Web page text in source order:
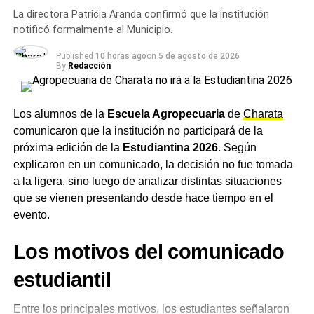
Peña y la estación de bombeo N° 7. La intervención
estaba originalmente prevista entre el 27 y el 31 de julio,
abastecimiento mientras se ejecutaban los trabajos.
El operativo se prolongó más allá del plazo anunciado y
que escuelas y la universidad pública de Sáenz Peña
suspendieran actividades presenciales en los últimos
días. Diez recordó que durante la madrugada se
realizaron las últimas pruebas técnicas y que, con
resultados satisfactorios, se inició el envío de
potable
hacia la ciudad, avanzando en la puesta en
Seguimiento permanente
hasta la normalización
La directora Patricia Aranda confirmó que la institución
notificó formalmente al Municipio.
Published 10 horas agoon 5 de agosto de 2026
By Redacción
Los alumnos de la Escuela Agropecuariade Charata
comunicaron que la institución no participará de la
próxima edición de la Estudiantina 2026. Según
explicaron en un comunicado, la decisión no fue tomada
a la ligera, sino luego de analizar distintas situaciones
que se vienen presentando desde hace tiempo en el
evento.
Los motivos del comunicado
estudiantil
Entre los principales motivos, los estudiantes señalaron